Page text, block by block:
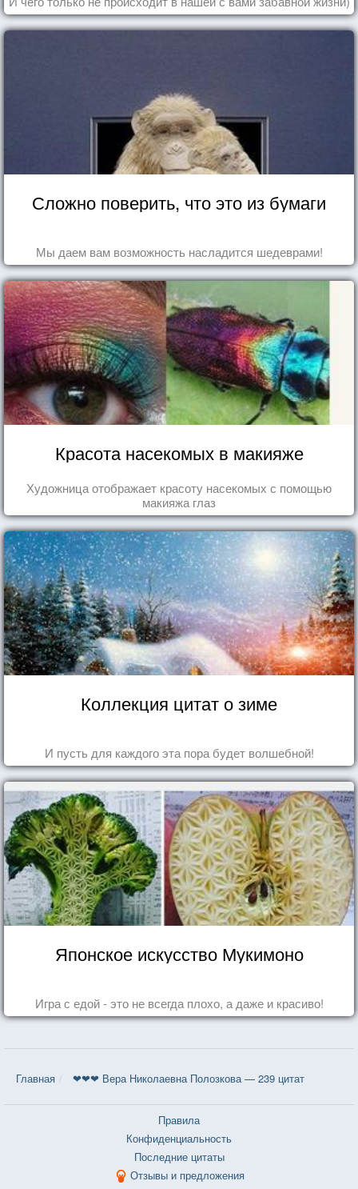
Сложно поверить, что это из бумаги
Мы даем вам возможность насладится шедеврами!
Красота насекомых в макияже
Художница отображает красоту насекомых с помощью
макияжа глаз
Коллекция цитат о зиме
И пусть для каждого эта пора будет волшебной!
Японское искусство Мукимоно
Игра с едой - это не всегда плохо, а даже и красиво!
Главная ❤❤❤ Вера Николаевна Полозкова — 239 цитат
Правила
Конфиденциальность
Последние цитаты
Отзывы и предложения